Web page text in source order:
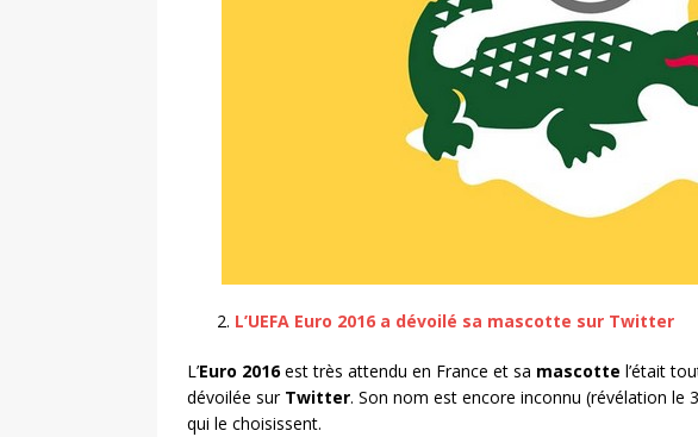
L’UEFA Euro 2016 a dévoilé sa mascotte sur Twitter
L’Euro 2016est très attendu en France et sa mascotte l’était
dévoilée sur Twitter. Son nom est encore inconnu (révélation le
qui le choisissent.